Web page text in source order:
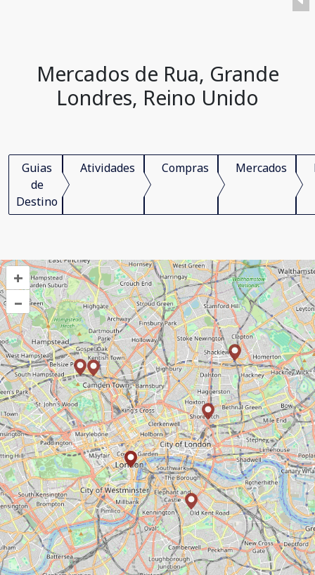
Mercados de Rua, Grande
Londres, Reino Unido
Guias
de
Destino
Atividades Compras Mercados
+
–